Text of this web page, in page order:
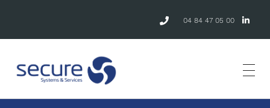
04 84 47 05 00